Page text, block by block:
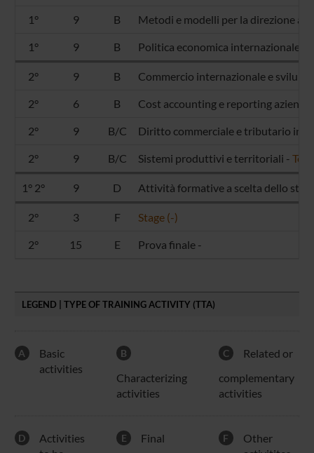
1° 9 B Metodi e modelli per la direzione
1° 9 B Politica economica internazionale -
2° 9 B Commercio internazionale e
2° 6 B Cost accounting e reporting
2° 9 B/C Diritto commerciale e tributario
2° 9 B/C Sistemi produttivi e territoriali -
1° 2° 9 D Attività formative a scelta dello
2° 3 F Stage (-)
2° 15 E Prova finale -
LEGEND | TYPE OF TRAINING ACTIVITY (TTA)
A
Basic
activities
B
Characterizing
activities
C
Related or
complementary
activities
D
Activities
E
Final
F
Other